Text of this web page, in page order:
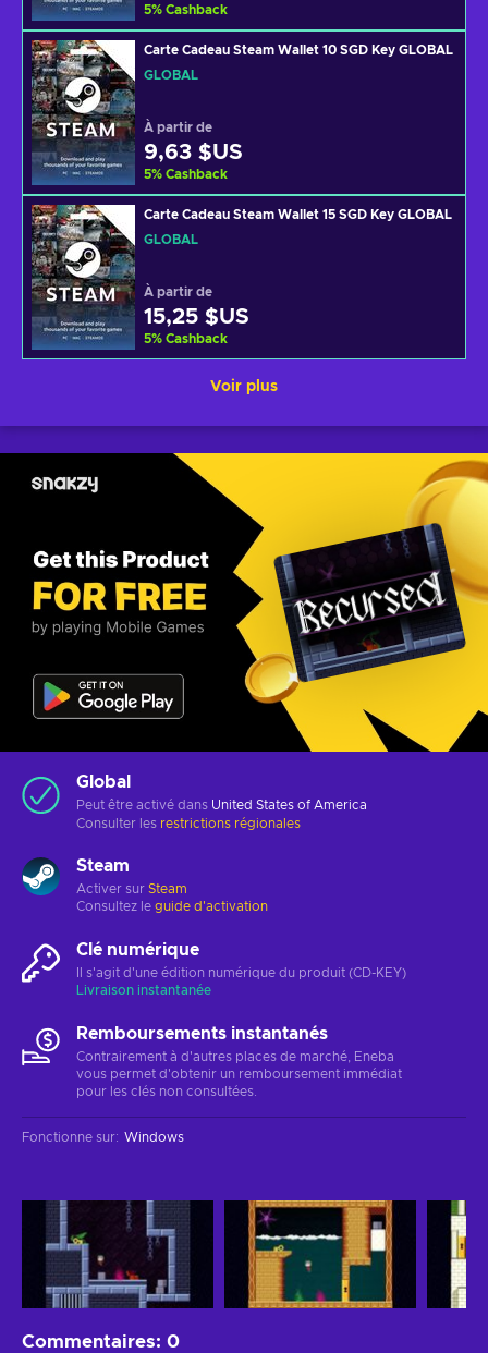
5% Cashback
Carte Cadeau Steam Wallet 10 SGD Key GLOBAL
GLOBAL
À partir de
9,63 $US
5% Cashback
Carte Cadeau Steam Wallet 15 SGD Key GLOBAL
GLOBAL
À partir de
15,25 $US
5% Cashback
Voir plus
Global
Peut être activé dans United States of America
Consulter les restrictions régionales
Steam
Activer sur Steam
Consultez le guide d'activation
Clé numérique
Il s'agit d'une édition numérique du produit (CD-KEY)
Livraison instantanée
Remboursements instantanés
Contrairement à d'autres places de marché, Eneba
vous permet d'obtenir un remboursement immédiat
pour les clés non consultées.
Fonctionne sur: Windows
Commentaires: 0